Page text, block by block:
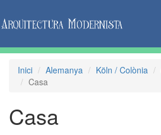
Inici Alemanya Köln / Colònia
Casa
Casa